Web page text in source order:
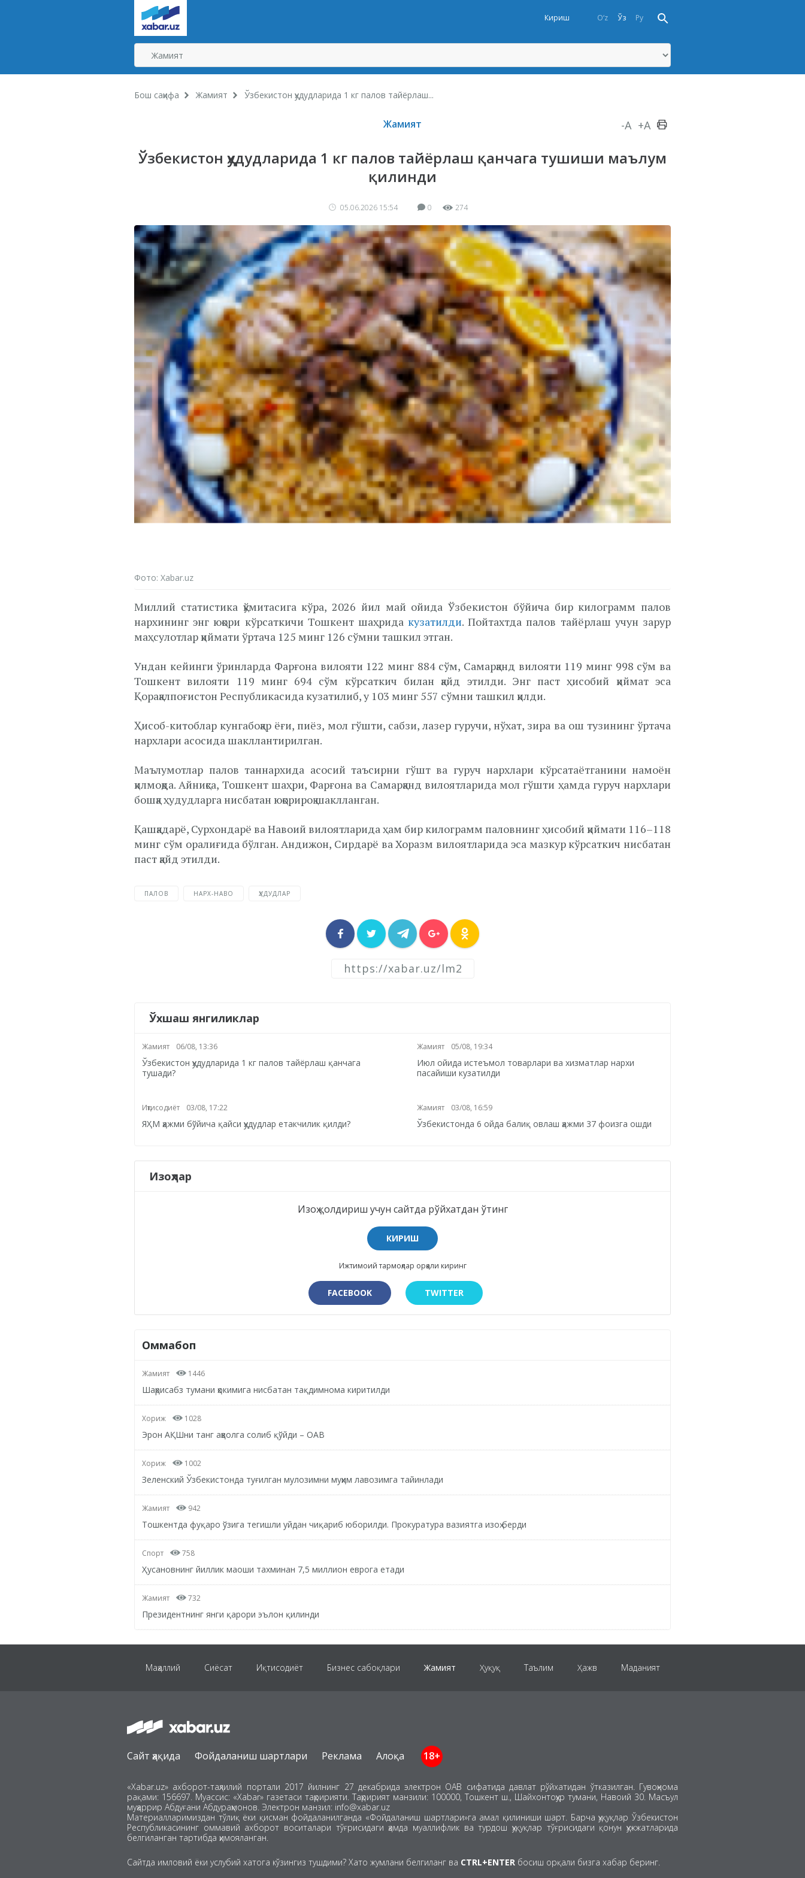
O‘z Ўз Ру
Кириш
Бош саҳифа Жамият Ўзбекистон ҳудудларида 1 кг палов тайёрлаш...
Жамият -A +A
Ўзбекистон ҳудудларида 1 кг палов тайёрлаш қанчага тушиши маълум
қилинди
05.06.2026 15:54 0 274
Фото: Xabar.uz
Миллий статистика қўмитасига кўра, 2026 йил май ойида Ўзбекистон бўйича бир килограмм палов
нархининг энг юқори кўрсаткичи Тошкент шаҳрида кузатилди. Пойтахтда палов тайёрлаш учун зарур
маҳсулотлар қиймати ўртача 125 минг 126 сўмни ташкил этган.
Ундан кейинги ўринларда Фарғона вилояти 122 минг 884 сўм, Самарқанд вилояти 119 минг 998 сўм ва
Тошкент вилояти 119 минг 694 сўм кўрсаткич билан қайд этилди. Энг паст ҳисобий қиймат эса
Қорақалпоғистон Республикасида кузатилиб, у 103 минг 557 сўмни ташкил қилди.
Ҳисоб-китоблар кунгабоқар ёғи, пиёз, мол гўшти, сабзи, лазер гуручи, нўхат, зира ва ош тузининг ўртача
нархлари асосида шакллантирилган.
Маълумотлар палов таннархида асосий таъсирни гўшт ва гуруч нархлари кўрсатаётганини намоён
қилмоқда. Айниқса, Тошкент шаҳри, Фарғона ва Самарқанд вилоятларида мол гўшти ҳамда гуруч нархлари
бошқа ҳудудларга нисбатан юқорироқ шаклланган.
Қашқадарё, Сурхондарё ва Навоий вилоятларида ҳам бир килограмм паловнинг ҳисобий қиймати 116–118
минг сўм оралиғида бўлган. Андижон, Сирдарё ва Хоразм вилоятларида эса мазкур кўрсаткич нисбатан
паст қайд этилди.
ПАЛОВ НАРХ-НАВО ҲУДУДЛАР
Ўхшаш янгиликлар
Жамият 06/08, 13:36
Ўзбекистон ҳудудларида 1 кг палов тайёрлаш қанчага
тушади?
Жамият 05/08, 19:34
Июл ойида истеъмол товарлари ва хизматлар нархи
пасайиши кузатилди
Иқтисодиёт 03/08, 17:22
ЯҲМ ҳажми бўйича қайси ҳудудлар етакчилик қилди?
Жамият 03/08, 16:59
Ўзбекистонда 6 ойда балиқ овлаш ҳажми 37 фоизга ошди
Изоҳлар
Изоҳ қолдириш учун сайтда рўйхатдан ўтинг
КИРИШ
Ижтимоий тармоқлар орқали киринг
FACEBOOK TWITTER
Оммабоп
Жамият 1446
Шаҳрисабз тумани ҳокимига нисбатан тақдимнома киритилди
Хориж 1028
Эрон АҚШни танг аҳволга солиб қўйди – ОАВ
Хориж 1002
Зеленский Ўзбекистонда туғилган мулозимни муҳим лавозимга тайинлади
Жамият 942
Тошкентда фуқаро ўзига тегишли уйдан чиқариб юборилди. Прокуратура вазиятга изоҳ берди
Спорт 758
Ҳусановнинг йиллик маоши тахминан 7,5 миллион еврога етади
Жамият 732
Президентнинг янги қарори эълон қилинди
Маҳаллий Сиёсат Иқтисодиёт Бизнес сабоқлари Жамият Ҳуқуқ Таълим Ҳажв Маданият
ЖЧ-2026 Коронавирус Таҳлил Авто
Сайт ҳақида Фойдаланиш шартлари Реклама Алоқа 18+
«Xabar.uz» ахборот-таҳлилий портали 2017 йилнинг 27 декабрида электрон ОАВ сифатида давлат рўйхатидан ўтказилган. Гувоҳнома
рақами: 156697. Муассис: «Xabar» газетаси таҳририяти. Таҳририят манзили: 100000, Тошкент ш., Шайхонтоҳур тумани, Навоий 30. Масъул
муҳаррир Абдуғани Абдураҳмонов. Электрон манзил: info@xabar.uz
Материалларимиздан тўлиқ ёки қисман фойдаланилганда «Фойдаланиш шартлари»га амал қилиниши шарт. Барча ҳуқуқлар Ўзбекистон
Республикасининг оммавий ахборот воситалари тўғрисидаги ҳамда муаллифлик ва турдош ҳуқуқлар тўғрисидаги қонун ҳужжатларида
белгиланган тартибда ҳимояланган.
Сайтда имловий ёки услубий хатога кўзингиз тушдими? Хато жумлани белгиланг ва CTRL+ENTER босиш орқали бизга хабар беринг.